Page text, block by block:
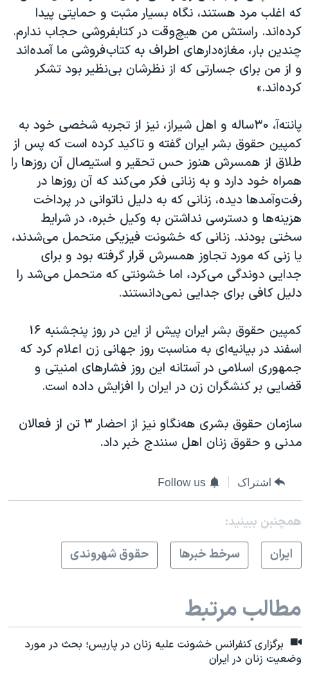
که اغلب مرد هستند، نگاه بسیار مثبت و حمایتی پیدا
کرده‌اند. راستش من هیچ‌وقت در کتابفروشی حجاب ندارم.
چندین بار، مغازه‌دارهای اطراف به کتاب‌فروشی ما آمده‌اند
و از من برای جسارتی که از نظرشان بی‌نظیر بود تشکر
کرده‌اند.»
پانته‌آ، ۳۰ساله و اهل شیراز، نیز از تجربه شخصی خود به
کمپین حقوق بشر ایران گفته و تاکید کرده است که پس از
طلاق از همسرش هنوز حس تحقیر و استیصال آن روزها را
همراه خود دارد و به زنانی فکر می‌کند که آن روزها در
رفت‌وآمدها دیده، زنانی که به دلیل ناتوانی در پرداخت
هزینه‌ها و دسترسی نداشتن به وکیل خبره، در شرایط
سختی بودند. زنانی که خشونت فیزیکی متحمل می‌شدند،
یا زنی که مورد تجاوز همسرش قرار گرفته بود و برای
جدایی دوندگی می‌کرد، اما خشونتی که متحمل می‌شد را
دلیل کافی برای جدایی نمی‌دانستند.
کمپین حقوق بشر ایران پیش از این در روز پنجشنبه ۱۶
اسفند در بیانیه‌ای به مناسبت روز جهانی زن اعلام کرد که
جمهوری اسلامی در آستانه این روز فشارهای امنیتی و
قضایی بر کنشگران زن در ایران را افزایش داده است.
سازمان حقوق بشری هه‌نگاو نیز از احضار ۳ تن از فعالان
مدنی و حقوق زنان اهل سنندج خبر داد.
اشتراک Follow us
همچنبن ببینید:
ايران
سرخط خبرها حقوق شهروندی
مطالب مرتبط
برگزاری کنفرانس خشونت علیه زنان در پاریس؛ بحث در مورد
وضعیت زنان در ایران